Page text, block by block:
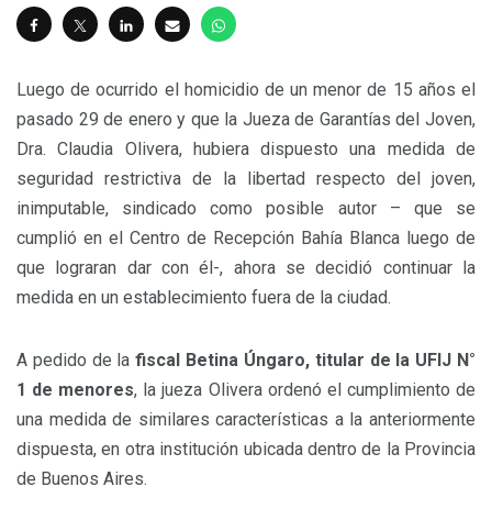
Luego de ocurrido el homicidio de un menor de 15 años el
pasado 29 de enero y que la Jueza de Garantías del Joven,
Dra. Claudia Olivera, hubiera dispuesto una medida de
seguridad restrictiva de la libertad respecto del joven,
inimputable, sindicado como posible autor – que se
cumplió en el Centro de Recepción Bahía Blanca luego de
que lograran dar con él-, ahora se decidió continuar la
medida en un establecimiento fuera de la ciudad.
A pedido de lafiscal Betina Úngaro, titular de la UFIJ N°
1 de menores, la jueza Olivera ordenó el cumplimiento de
una medida de similares características a la anteriormente
dispuesta, en otra institución ubicada dentro de la Provincia
de Buenos Aires.